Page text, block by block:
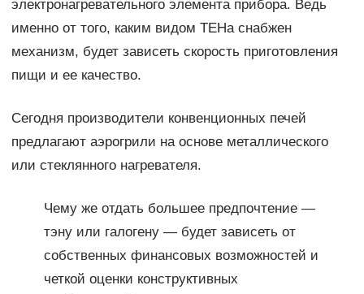
электронагревательного элемента прибора. Ведь
именно от того, каким видом ТЕНа снабжен
механизм, будет зависеть скорость приготовления
пищи и ее качество.
Сегодня производители конвенционных печей
предлагают аэрогрили на основе металлического
или стеклянного нагревателя.
Чему же отдать большее предпочтение —
тэну или галогену — будет зависеть от
собственных финансовых возможностей и
четкой оценки конструктивных